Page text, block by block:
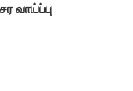
வாய்ப்பு